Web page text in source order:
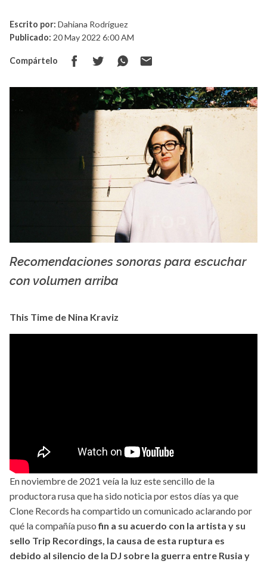
Escrito por: Dahiana Rodríguez
Publicado: 20 May 2022 6:00 AM
Compártelo
Recomendaciones sonoras para escuchar
con volumen arriba
This Time de Nina Kraviz
En noviembre de 2021 veía la luz este sencillo de la
productora rusa que ha sido noticia por estos días ya que
Clone Records ha compartido un comunicado aclarando por
qué la compañía pusofin a su acuerdo con la artista y su
sello Trip Recordings, la causa de esta ruptura es
debido al silencio de la DJ sobre la guerra entre Rusia y